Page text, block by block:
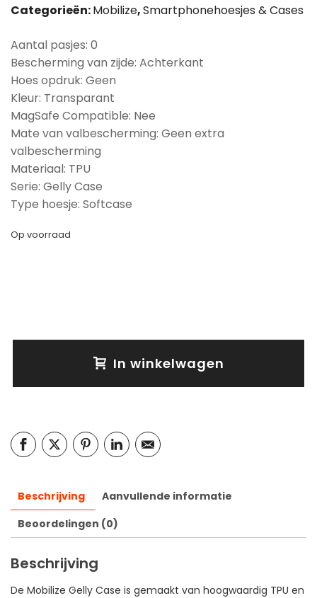
Categorieën:Mobilize,Smartphonehoesjes & Cases
Aantal pasjes: 0
Bescherming van zijde: Achterkant
Hoes opdruk: Geen
Kleur: Transparant
MagSafe Compatible: Nee
Mate van valbescherming: Geen extra
valbescherming
Materiaal: TPU
Serie: Gelly Case
Type hoesje: Softcase
Op voorraad
In winkelwagen
Beschrijving
Aanvullende informatie
Beoordelingen (0)
Beschrijving
De Mobilize Gelly Case is gemaakt van hoogwaardig TPU en